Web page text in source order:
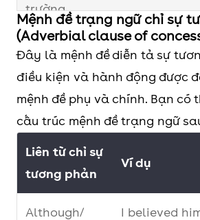
trường
hợp
for fear
that:
phòng
khi
Mệnh đề trạng ngữ chỉ sự
(Adverbial clause of
Đây là mệnh đề diễn tả sự
điều kiện và hành động được
mệnh đề phụ và chính. Bạn có
cấu trúc mệnh đề trạng ngữ
Liên từ chỉ sự
tương phản
Ví dụ
Although/
I believed